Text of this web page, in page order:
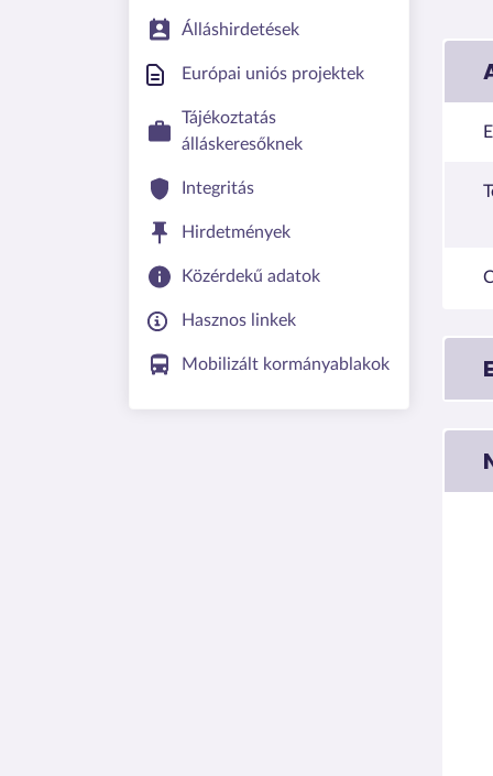
Álláshirdetések
Európai uniós projektek
Tájékoztatás
álláskeresőknek
Integritás
Hirdetmények
Közérdekű adatok
Hasznos linkek
Mobilizált kormányablakok